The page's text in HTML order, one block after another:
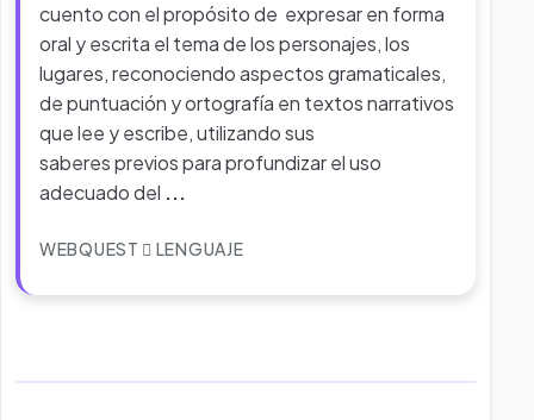
cuento con el propósito de expresar en forma
oral y escrita el tema de los personajes, los
lugares, reconociendo aspectos gramaticales,
de puntuación y ortografía en textos narrativos
que lee y escribe, utilizando sus
saberes previos para profundizar el uso
adecuado del ...
WEBQUEST LENGUAJE